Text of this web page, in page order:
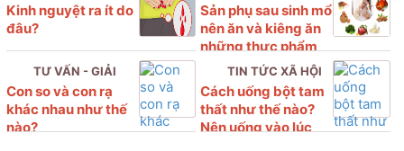
ÍT
Kinh nguyệt ra ít do
đâu?
ĐÁP
Sản phụ sau sinh mổ
nên ăn và kiêng ăn
những thực phẩm
nào?
TƯ VẤN - GIẢI
ĐÁP
Con so và con rạ
khác nhau như thế
nào?
TIN TỨC XÃ HỘI
Cách uống bột tam
thất như thế nào?
Nên uống vào lúc